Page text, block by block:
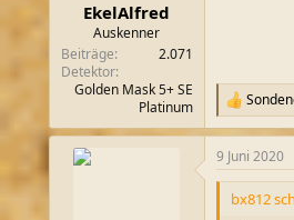
EkelAlfred
Auskenner
Beiträge
2.071
Detektor
Golden Mask 5+ SE
Platinum
R
e
a
k
t
9 Juni 2020
bx812